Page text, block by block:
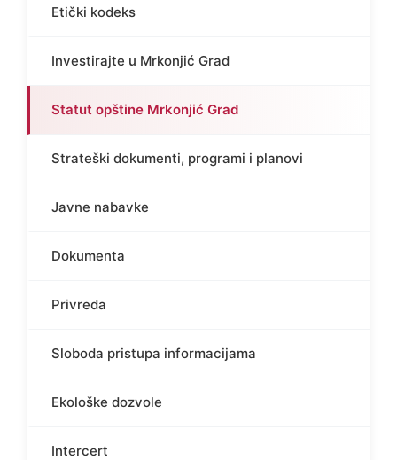
Etički kodeks
Investirajte u Mrkonjić Grad
Statut opštine Mrkonjić Grad
Strateški dokumenti, programi i planovi
Javne nabavke
Dokumenta
Privreda
Sloboda pristupa informacijama
Ekološke dozvole
Intercert